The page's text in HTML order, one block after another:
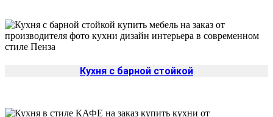
Кухня с барной стойкой